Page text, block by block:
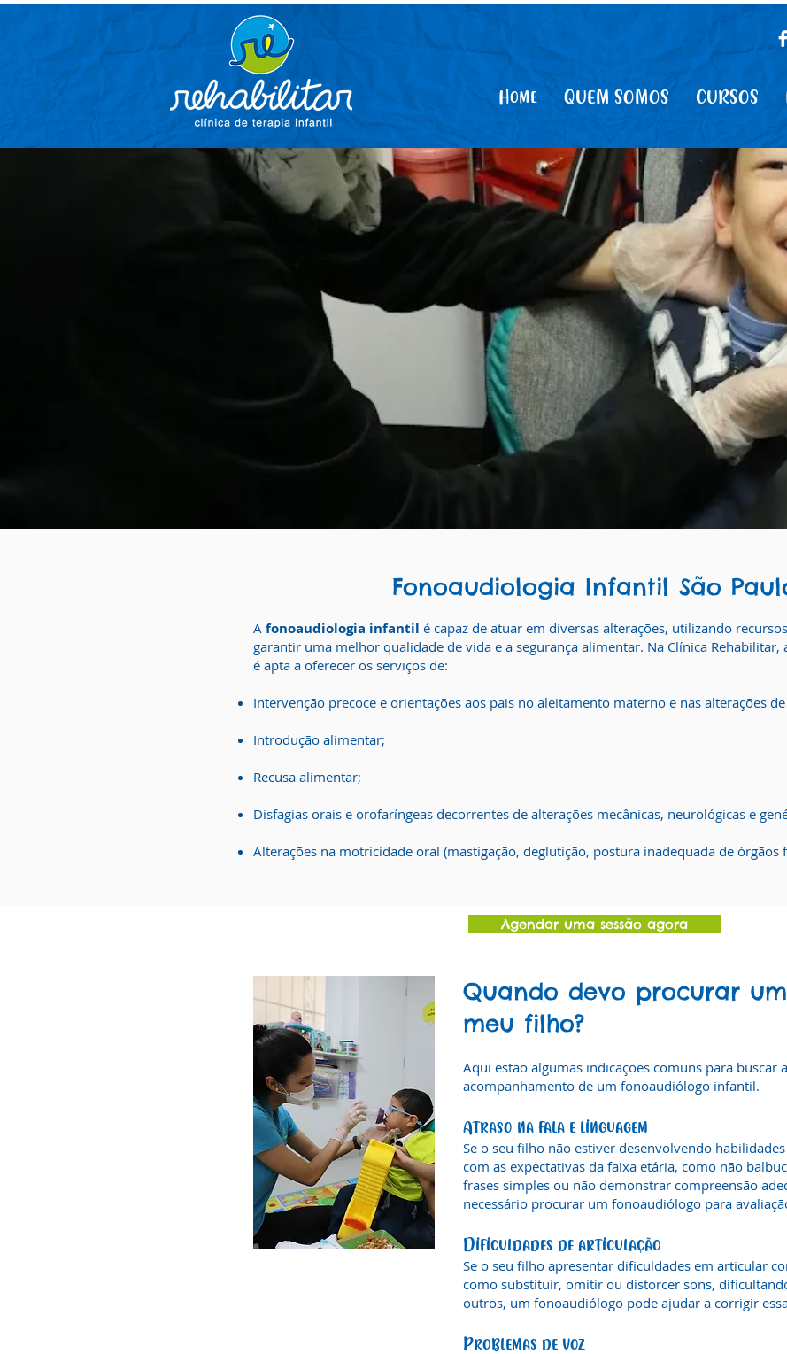
Fonoaudiologia Infantil São
A fonoaudiologia infantil é capaz de atuar em diversas alterações, utilizando
garantir uma melhor qualidade de vida e a segurança alimentar.​ Na Clínica
é apta a oferecer os serviços de:
Intervenção precoce e orientações aos pais no aleitamento materno e nas alterações
Introdução alimentar;
Recusa alimentar;
Disfagias orais e orofaríngeas decorrentes de alterações mecânicas, neurológicas e
Alterações na motricidade oral (mastigação, deglutição, postura inadequada de órgãos
Agendar uma sessão agora
Quando devo procurar
meu filho?
Aqui estão algumas indicações comuns para buscar
acompanhamento de um fonoaudiólogo infantil.
Atraso na fala e linguagem
Se o seu filho não estiver desenvolvendo
com as expectativas da faixa etária, como não
frases simples ou não demonstrar compreensão
necessário procurar um fonoaudiólogo para
Dificuldades de articulação
Se o seu filho apresentar dificuldades em articular
como substituir, omitir ou distorcer sons,
outros, um fonoaudiólogo pode ajudar a corrigir
Problemas de voz
Home QUEM SOMOS CURSOS